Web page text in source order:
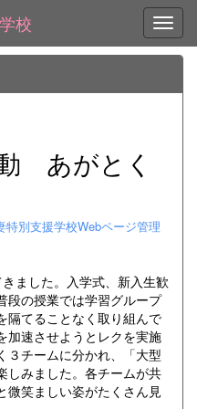
校
あがとく
特別支援学校Webページ管理
ました。入学式、新入生歓
段の授業では学習グループ
隔てることなく取り組んで
加速させようとレクを実施
３チームに分かれ、「大型
しみました。各チームが共
微笑ましい姿がたくさん見